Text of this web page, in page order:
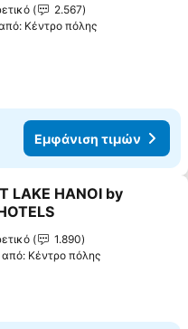
2.567
Κέντρο πόλης
Εμφάνιση τιμών
στα αγαπημένα
LAKE HANOI by
1.890
από: Κέντρο πόλης